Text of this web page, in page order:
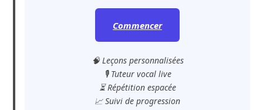
Commencer
🧠 Leçons personnalisées
🎙️ Tuteur vocal live
⏳ Répétition espacée
📈 Suivi de progression